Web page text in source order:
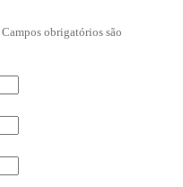
Campos obrigatórios são